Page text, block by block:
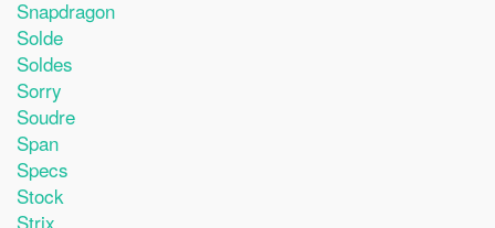
Snapdragon
Solde
Soldes
Sorry
Soudre
Span
Specs
Stock
Strix